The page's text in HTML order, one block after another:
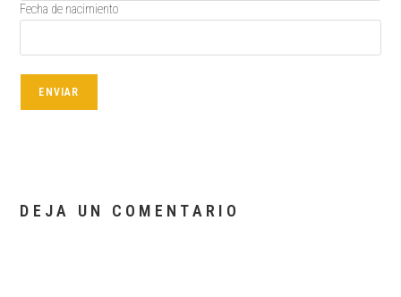
Fecha de nacimiento
ENVIAR
DEJA UN COMENTARIO